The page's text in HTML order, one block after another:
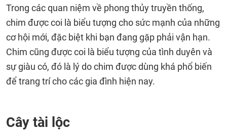
Trong các quan niệm về phong thủy truyền thống,
chim được coi là biểu tượng cho sức mạnh của những
cơ hội mới, đặc biệt khi bạn đang gặp phải vận hạn.
Chim cũng được coi là biểu tượng của tình duyên và
sự giàu có, đó là lý do chim được dùng khá phổ biến
để trang trí cho các gia đình hiện nay.
Cây tài lộc